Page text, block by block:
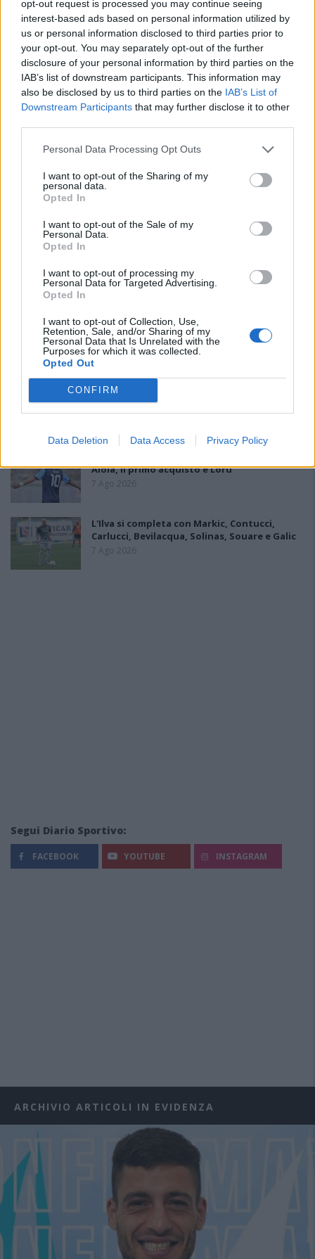
opt-out request is processed you may continue seeing
interest-based ads based on personal information utilized by
us or personal information disclosed to third parties prior to
your opt-out. You may separately opt-out of the further
disclosure of your personal information by third parties on the
IAB’s list of downstream participants. This information may
also be disclosed by us to third parties on the IAB’s List of
Downstream Participants that may further disclose it to other
Personal Data Processing Opt Outs
I want to opt-out of the Sharing of my
personal data.
Opted In
I want to opt-out of the Sale of my
Personal Data.
Opted In
I want to opt-out of processing my
Personal Data for Targeted Advertising.
Opted In
I want to opt-out of Collection, Use,
Retention, Sale, and/or Sharing of my
Personal Data that Is Unrelated with the
Purposes for which it was collected.
Opted Out
CONFIRM
Data Deletion Data Access Privacy Policy
doppietta di Tapparello
8 Ago 2026
Il Latte Dolce prende Dumani dalla Torres,
Mascia, Sorgente, Lopes, Limberti e Cherchi
gli altri acquisti
8 Ago 2026
DPCM 3 dicembre, per il calcio dilettantistico
stop prolungato fino al 15 gennaio 2021
3 Dic 2020
Aloia, il primo acquisto è Loru
7 Ago 2026
L'Ilva si completa con Markic, Contucci,
Carlucci, Bevilacqua, Solinas, Souare e Galic
7 Ago 2026
Segui Diario Sportivo:
FACEBOOK YOUTUBE INSTAGRAM
ARCHIVIO ARTICOLI IN EVIDENZA